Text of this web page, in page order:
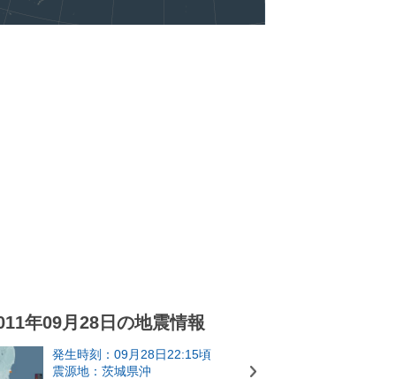
年09月28日の地震情報
発生時刻：09月28日22:15頃
震源地：茨城県沖